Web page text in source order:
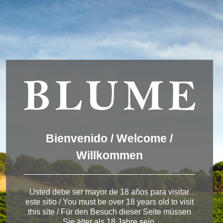
DEUTSCH
ESPAÑOL
< Pagos del Rey
Wir verwenden Cookies, um dir die bestmögliche Erfahrung auf
unserer Website zu bieten.
You can find out more about which cookies we are using or
Bienvenido / Welcome /
Willkommen
Usted debe ser mayor de 18 años para visitar
este sitio / You must be over 18 years old to visit
this site / Für den Besuch dieser Seite müssen